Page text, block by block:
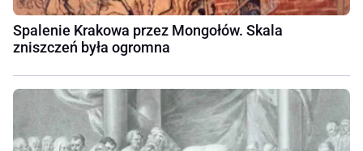
Spalenie Krakowa przez Mongołów. Skala
zniszczeń była ogromna